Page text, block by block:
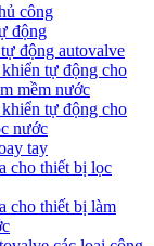
công
động
động autovalve
tự động cho
mềm nước
tự động cho
nước
tay
cho thiết bị lọc
cho thiết bị làm